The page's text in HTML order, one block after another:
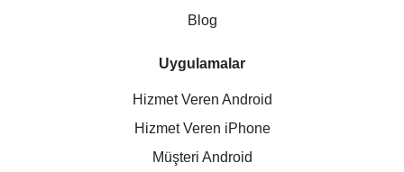
Blog
Uygulamalar
Hizmet Veren Android
Hizmet Veren iPhone
Müşteri Android